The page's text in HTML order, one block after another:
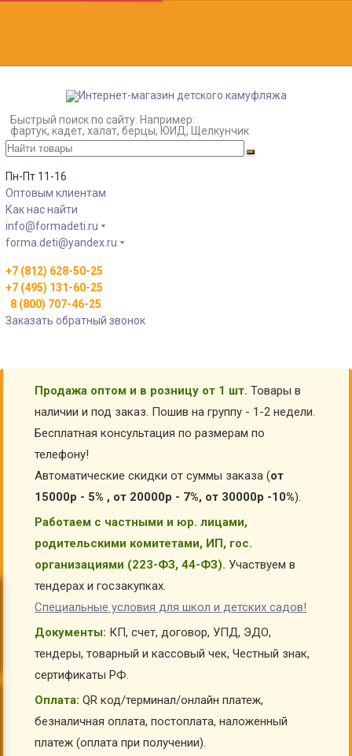
Быстрый поиск по сайту. Например:
фартук, кадет, халат, берцы, ЮИД, Щелкунчик
Пн-Пт 11-16
Оптовым клиентам
Как нас найти
info@formadeti.ru
forma.deti@yandex.ru
+7 (812) 628-50-25
+7 (495) 131-60-25
8 (800) 707-46-25
Заказать обратный звонок
Продажа оптом и в розницу от 1 шт. Товары в
наличии и под заказ. Пошив на группу - 1-2 недели.
Бесплатная консультация по размерам по
телефону!
Автоматические скидки от суммы заказа (от
15000р - 5% , от 20000р - 7%, от 30000р -10%).
Работаем с частными и юр. лицами,
родительскими комитетами, ИП, гос.
организациями (223-ФЗ, 44-ФЗ). Участвуем в
тендерах и госзакупках.
Специальные условия для школ и детских садов!
Документы: КП, счет, договор, УПД, ЭДО,
тендеры, товарный и кассовый чек, Честный знак,
сертификаты РФ.
Оплата: QR код/терминал/онлайн платеж,
безналичная оплата, постоплата, наложенный
платеж (оплата при получении).